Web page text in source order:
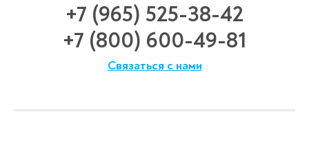
+7 (965) 525-38-42
+7 (800) 600-49-81
Связаться с нами